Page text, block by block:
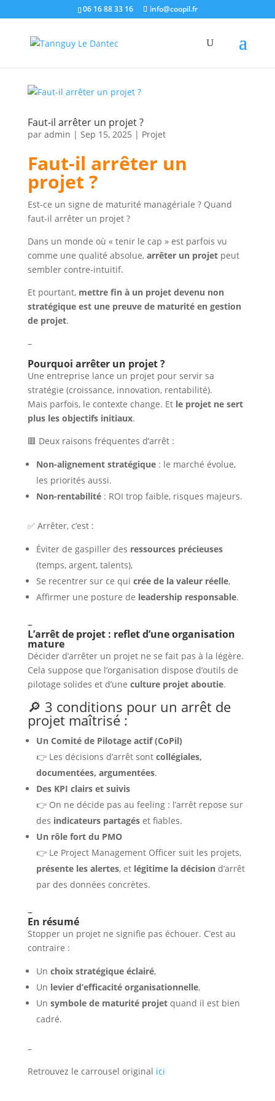
06 16 88 33 16 info@coopil.fr
Faut-il arrêter un projet ?
par admin | Sep 15, 2025 | Projet
Faut-il arrêter un
projet ?
Est-ce un signe de maturité managériale ? Quand
faut-il arrêter un projet ?
Dans un monde où « tenir le cap » est parfois vu
comme une qualité absolue, arrêter un projetpeut
sembler contre-intuitif.
Et pourtant, mettre fin à un projet devenu non
stratégique est une preuve de maturité en gestion
de projet.
–
Pourquoi arrêter un projet ?
Une entreprise lance un projet pour servir sa
stratégie (croissance, innovation, rentabilité).
Mais parfois, le contexte change. Et le projet ne sert
plus les objectifs initiaux.
🟥 Deux raisons fréquentes d’arrêt :
Non-alignement stratégique: le marché évolue,
les priorités aussi.
Non-rentabilité: ROI trop faible, risques majeurs.
✅ Arrêter, c’est :
Éviter de gaspiller des ressources précieuses
(temps, argent, talents),
Se recentrer sur ce qui crée de la valeur réelle,
Affirmer une posture de leadership responsable.
–
L’arrêt de projet : reflet d’une organisation
mature
Décider d’arrêter un projet ne se fait pas à la légère.
Cela suppose que l’organisation dispose d’outils de
pilotage solides et d’une culture projet aboutie.
🔎 3 conditions pour un arrêt de
projet maîtrisé :
Un Comité de Pilotage actif (CoPil)
👉 Les décisions d’arrêt sont collégiales,
documentées, argumentées.
Des KPI clairs et suivis
👉 On ne décide pas au feeling : l’arrêt repose sur
des indicateurs partagéset fiables.
Un rôle fort du PMO
👉 Le Project Management Officer suit les projets,
présente les alertes, et légitime la décisiond’arrêt
par des données concrètes.
–
En résumé
Stopper un projet ne signifie pas échouer. C’est au
contraire :
Un choix stratégique éclairé,
Un levier d’efficacité organisationnelle,
Un symbole de maturité projetquand il est bien
cadré.
–
Retrouvez le carrousel original ici